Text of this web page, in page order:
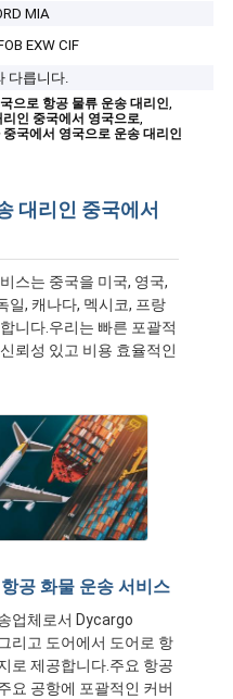
MIA
EXW CIF
다릅니다.
으로 항공 물류 운송 대리인,
리인 중국에서 영국으로,
국에서 영국으로 운송 대리인
대리인 중국에서
스는 중국을 미국, 영국,
일, 캐나다, 멕시코, 프랑
니다.우리는 빠른 포괄적
뢰성 있고 비용 효율적인
공 화물 운송 서비스
업체로서 Dycargo
리고 도어에서 도어로 항
로 제공합니다.주요 항공
요 공항에 포괄적인 커버